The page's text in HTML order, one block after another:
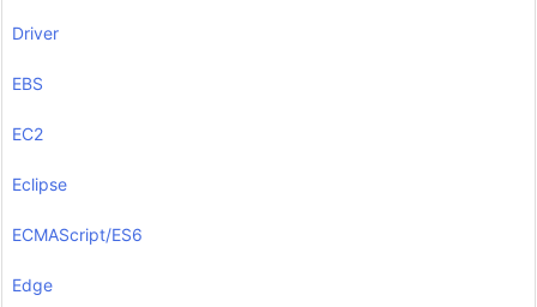
Driver
EBS
EC2
Eclipse
ECMAScript/ES6
Edge